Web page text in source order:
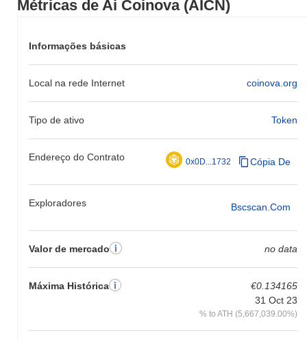
Métricas de Ai Coinova (AICN)
Informações básicas
Local na rede Internet coinova.org
Tipo de ativo Token
Endereço do Contrato 0x0D...1732 Cópia De
Exploradores Bscscan.com
Valor de mercado no data
Máxima Histórica
€0.134165
31 Oct 23
% to ATH (5,667,039.00%)